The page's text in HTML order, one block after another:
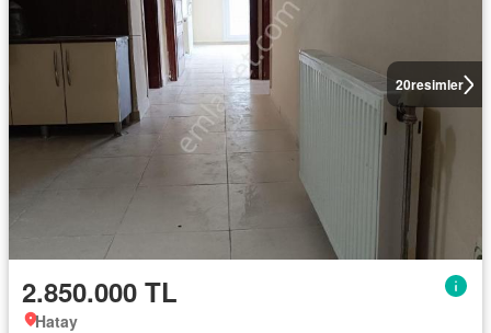
20resimler
2.850.000 TL
Hatay